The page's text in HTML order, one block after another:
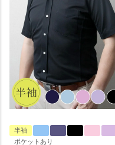
半袖
ポケットあり